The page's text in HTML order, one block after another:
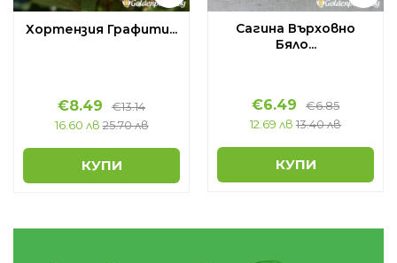
Хортензия Графити...
€8.49 €13.14
16.60 лв 25.70 лв
КУПИ
Сагина Върховно
Бяло...
€6.49 €6.85
12.69 лв 13.40 лв
КУПИ